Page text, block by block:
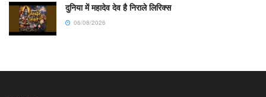
दुनिया में महादेव देव है निराले लिरिक्स
06/08/2026